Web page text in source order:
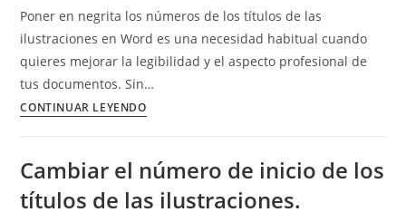
Poner en negrita los números de los títulos de las
ilustraciones en Word es una necesidad habitual cuando
quieres mejorar la legibilidad y el aspecto profesional de
tus documentos. Sin…
CONTINUAR LEYENDOPoner
los
números
Cambiar el número de inicio de los
títulos de las ilustraciones.